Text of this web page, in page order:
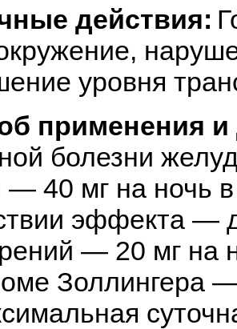
действия:
уровня
применения
болезни
— 40 мг на ночь
эффекта —
— 20 мг на
Золлингера